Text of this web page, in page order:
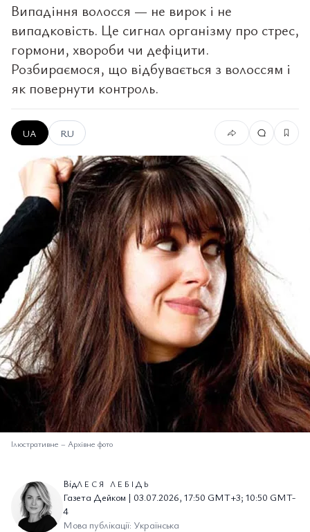
Випадіння волосся — не вирок і не
випадковість. Це сигнал організму про стрес,
гормони, хвороби чи дефіцити.
Розбираємося, що відбувається з волоссям і
як повернути контроль.
UA RU
Ілюстративне – Архівне фото
ВідЛЕСЯ ЛЕБІДЬ
Газета Дейком | 03.07.2026, 17:50 GMT+3; 10:50 GMT-
4
Мова публікації: Українська